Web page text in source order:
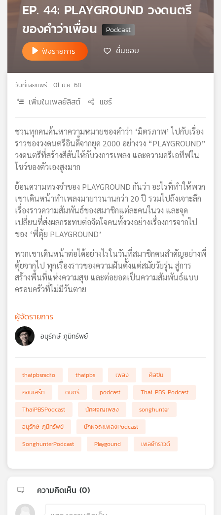
เครือ
ข่าย
EP. 44: PLAYGROUND วงดนตรี
ของคำว่าเพื่อน
ฟังรายการ ชื่นชอบ
วันที่เผยแพร่ : 01 มิ.ย. 68
เพิ่มในเพลย์ลิสต์ แชร์
ชวนทุกคนค้นหาความหมายของคำว่า ‘มิตรภาพ’ ไปกับเรื่อง
ราวของวงดนตรีอินดี้จากยุค 2000 อย่างวง “PLAYGROUND”
วงดนตรีที่สร้างสีสันให้กับวงการเพลง และความครีเอทีฟใน
โชว์ของตัวเองสูงมาก
ย้อนความทรงจำของ PLAYGROUND กันว่า อะไรที่ทำให้พวก
เขาเดินหน้าทำเพลงมายาวนานกว่า 20 ปี รวมไปถึงเจาะลึก
เรื่องราวความสัมพันธ์ของสมาชิกแต่ละคนในวง และจุด
เปลี่ยนที่ส่งผลกระทบต่อจิตใจคนทั้งวงอย่างเรื่องการจากไป
ของ ‘พี่ตุ้ย PLAYGROUND’
พวกเขาเดินหน้าต่อได้อย่างไรในวันที่สมาชิกคนสำคัญอย่างพี่
ตุ้ยจากไป ทุกเรื่องราวของความฝันตั้งแต่สมัยวัยรุ่น สู่การ
สร้างพื้นที่แห่งความสุข และต่อยอดเป็นความสัมพันธ์แบบ
ครอบครัวที่ไม่มีวันตาย
ผู้จัดรายการ
อนุรักษ์ ภูมิทรัพย์
thaipbsradio thaipbs เพลง
ศิลปิน
คอนเสิร์ต
ดนตรี podcast
Thai PBS Podcast
ThaiPBSPodcast
นักผจญเพลง
songhunter
อนุรักษ์ ภูมิทรัพย์
นักผจญเพลงPodcast
SonghunterPodcast
Playgound เพลย์กราวด์
ความคิดเห็น (0)